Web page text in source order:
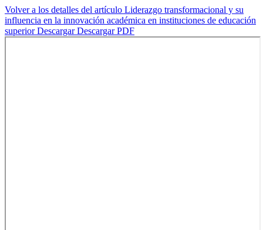
Volver a los detalles del artículo Liderazgo transformacional y su
influencia en la innovación académica en instituciones de educación
superiorDescargarDescargar PDF